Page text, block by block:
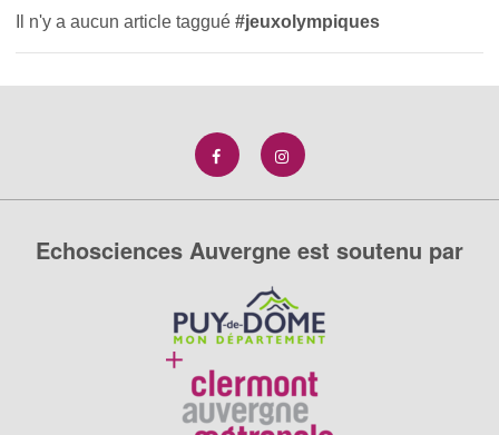
Il n'y a aucun article taggué#jeuxolympiques
Echosciences Auvergne est soutenu par